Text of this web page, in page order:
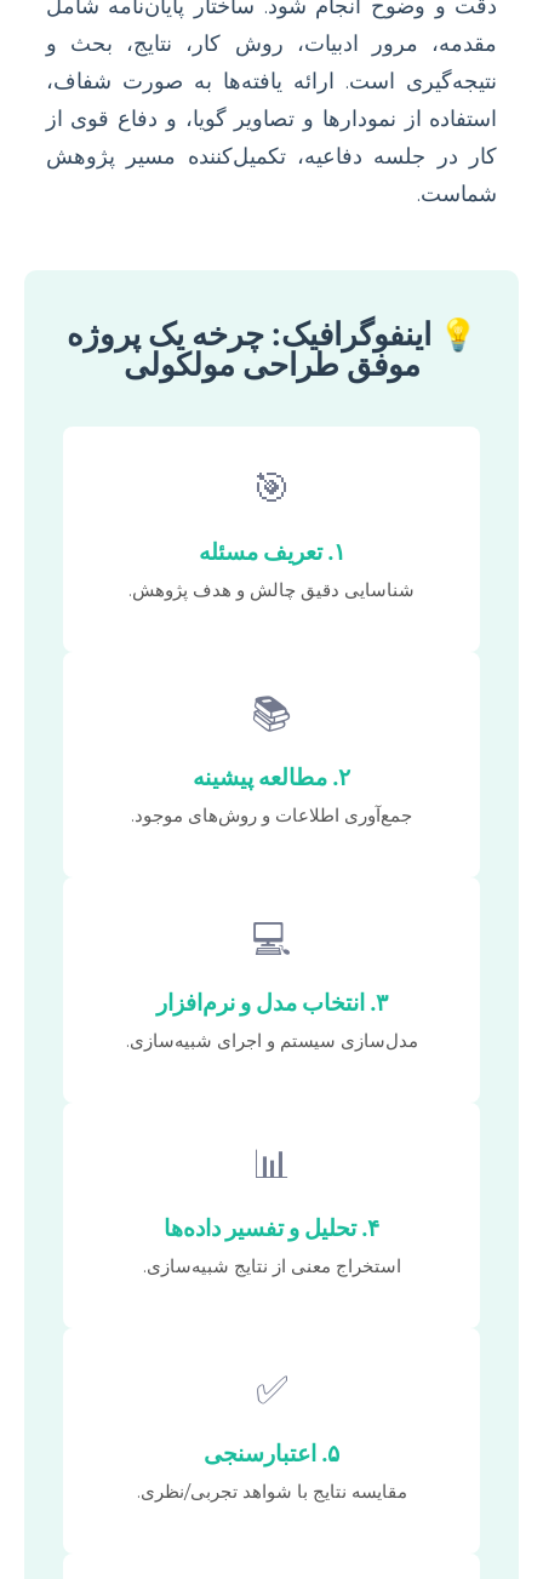
دقت و وضوح انجام شود. ساختار پایان‌نامه شامل
مقدمه، مرور ادبیات، روش کار، نتایج، بحث و
نتیجه‌گیری است. ارائه یافته‌ها به صورت شفاف،
استفاده از نمودارها و تصاویر گویا، و دفاع قوی از
کار در جلسه دفاعیه، تکمیل‌کننده مسیر پژوهش
شماست.
💡 اینفوگرافیک: چرخه یک پروژه
موفق طراحی مولکولی
🎯
۱. تعریف مسئله
شناسایی دقیق چالش و هدف پژوهش.
📚
۲. مطالعه پیشینه
جمع‌آوری اطلاعات و روش‌های موجود.
💻
۳. انتخاب مدل و نرم‌افزار
مدل‌سازی سیستم و اجرای شبیه‌سازی.
📊
۴. تحلیل و تفسیر داده‌ها
استخراج معنی از نتایج شبیه‌سازی.
✅
۵. اعتبارسنجی
مقایسه نتایج با شواهد تجربی/نظری.